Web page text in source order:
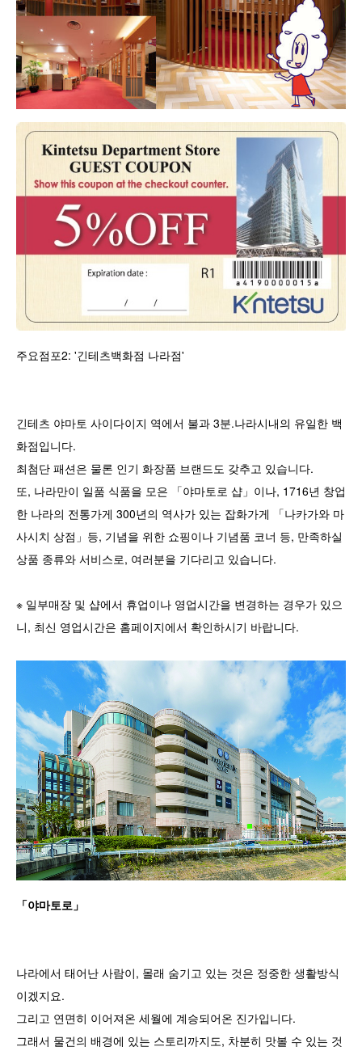
주요점포2: '긴테츠백화점 나라점'
긴테츠 야마토 사이다이지 역에서 불과 3분.나라시내의 유일한 백
화점입니다.
최첨단 패션은 물론 인기 화장품 브랜드도 갖추고 있습니다.
또, 나라만이 일품 식품을 모은 「야마토로 샵」이나, 1716년 창업
한 나라의 전통가게 300년의 역사가 있는 잡화가게 「나카가와 마
사시치 상점」등, 기념을 위한 쇼핑이나 기념품 코너 등, 만족하실
상품 종류와 서비스로, 여러분을 기다리고 있습니다.
※ 일부매장 및 샵에서 휴업이나 영업시간을 변경하는 경우가 있으
니, 최신 영업시간은 홈페이지에서 확인하시기 바랍니다.
「야마토로」
나라에서 태어난 사람이, 몰래 숨기고 있는 것은 정중한 생활방식
이겠지요.
그리고 연면히 이어져온 세월에 계승되어온 진가입니다.
그래서 물건의 배경에 있는 스토리까지도, 차분히 맛볼 수 있는 것